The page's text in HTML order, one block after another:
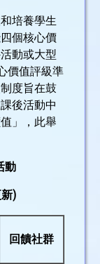
培養學生
個核心價
動或大型
價值評級準
度旨在鼓
後活動中
」，此舉
動
)
回饋社群